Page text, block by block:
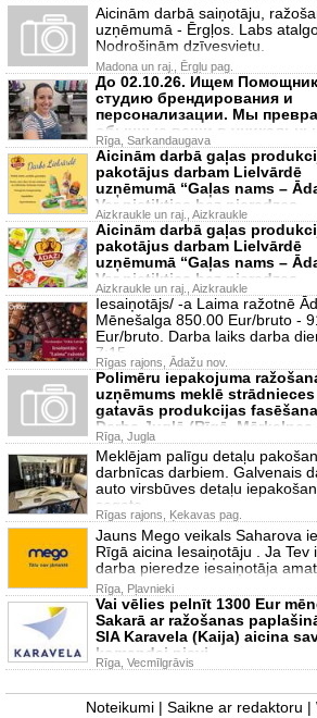
Aicinām darbā saiņotāju,
uzņēmumā - Ērgļos. Labs
Nodrošinām dzīvesvietu.
Madona un raj., Ērgļu pag.
До 02.10.26. Ищем
студию брендирования и
персонализации. Мы
обычные вещи в
подарки
Rīga, Sarkandaugava
Aicinām darbā gaļas
pakotājus darbam Lielvārdē
uzņēmumā “Gaļas nams –
Var pietikties bez pieredzes
Aizkraukle un raj., Aizkraukle
Aicinām darbā gaļas
pakotājus darbam Lielvārdē
uzņēmumā “Gaļas nams –
Var pietikties bez pieredzes
Aizkraukle un raj., Aizkraukle
Iesaiņotājs/ -a Laima ražotnē
Mēnešalga 850.00 Eur/bruto -
Eur/bruto. Darba laiks darba
7:15
Rīgas rajons, Ādažu nov.
Polimēru iepakojuma
uzņēmums meklē strādnieces
gatavās produkcijas
Darbs Juglā (Rīgā, Mārkalnes
Rīga, Jugla
Meklējam palīgu detaļu
darbnīcas darbiem. Galvenais
auto virsbūves detaļu
sagata
Rīgas rajons, Ķekavas pag.
Jauns Mego veikals Saharova
Rīgā aicina Iesaiņotāju . Ja Tev
darba pieredze iesaiņotāja
Rīga, Pļavnieki
Vai vēlies pelnīt 1300 Eur
Sakarā ar ražošanas
SIA Karavela (Kaija) aicina
komandai pievi
Rīga, Vecmīlgrāvis
Noteikumi Saikne ar redaktoru